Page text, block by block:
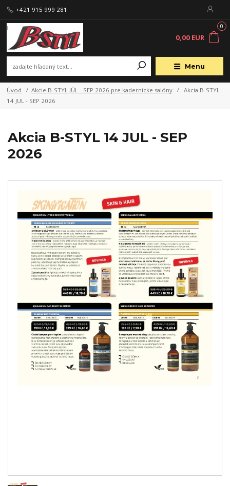
Menu
+421 915 999 281
0
0,00 EUR
Úvod Akcie B-STYL JÚL - SEP 2026 pre kadernícke salóny
Akcia B-STYL
14 JUL - SEP 2026
Akcia B-STYL 14 JUL - SEP
2026